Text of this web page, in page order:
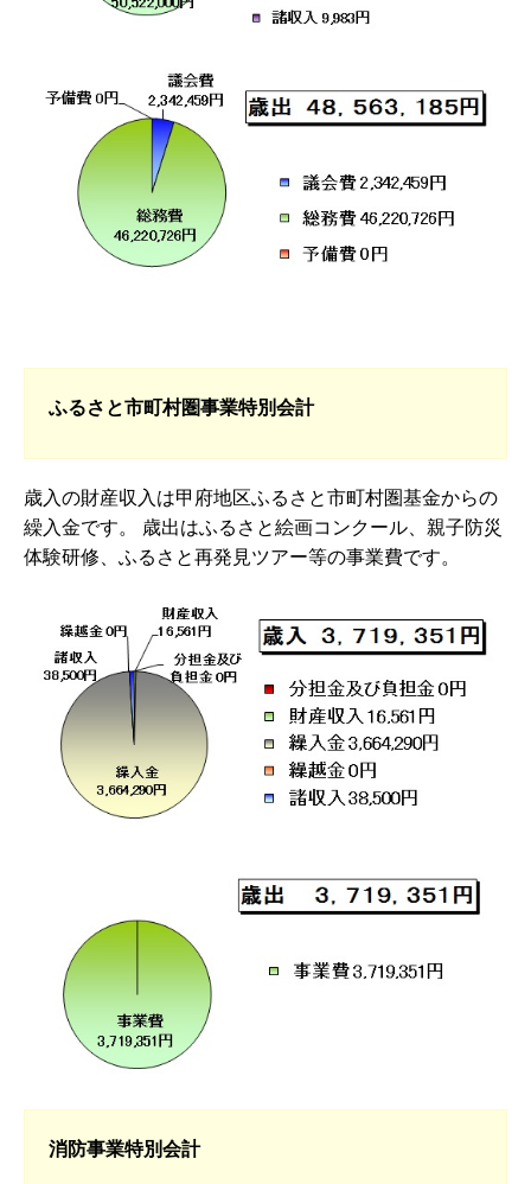
ふるさと市町村圏事業特別会計
歳入の財産収入は甲府地区ふるさと市町村圏基金からの
繰入金です。 歳出はふるさと絵画コンクール、親子防災
体験研修、ふるさと再発見ツアー等の事業費です。
消防事業特別会計